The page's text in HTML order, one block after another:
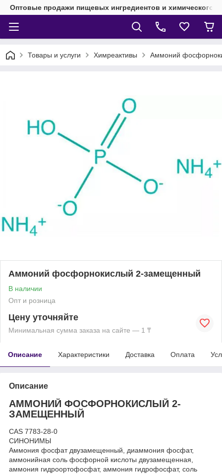
Оптовые продажи пищевых ингредиентов и химического
Товары и услуги Химреактивы Аммоний
Аммоний фосфорнокислый 2-замещенный
В наличии
Опт и розница
Цену уточняйте
Минимальная сумма заказа на сайте — 1 ₸
Описание Характеристики Доставка Оплата
Описание
АММОНИЙ ФОСФОРНОКИСЛЫЙ 2-
ЗАМЕЩЕННЫЙ
CAS 7783-28-0
СИНОНИМЫ
Аммония фосфат двузамещенный, диаммония фосфат,
аммонийная соль фосфорной кислоты двузамещенная,
аммония гидроортофосфат, аммония гидрофосфат, соль